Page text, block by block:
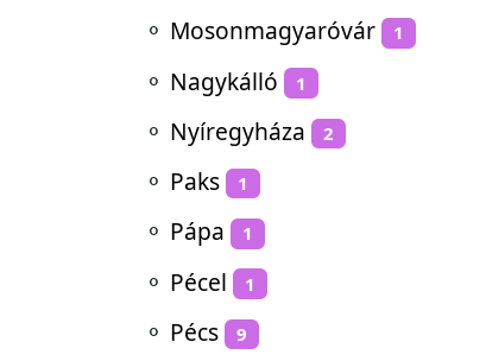
⚬ Mosonmagyaróvár 1
⚬ Nagykálló 1
⚬ Nyíregyháza 2
⚬ Paks 1
⚬ Pápa 1
⚬ Pécel 1
⚬ Pécs 9